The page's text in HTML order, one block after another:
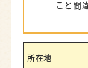
こと間
所在地